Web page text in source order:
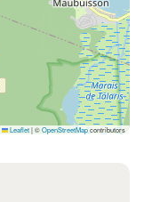
Leaflet|©OpenStreetMapcontributors